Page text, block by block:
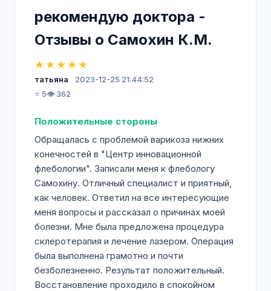
рекомендую доктора -
Отзывы о Самохин К.М.
★★★★★
татьяна
2023-12-25 21:44:52
⭐ 5👁️ 362
Положительные стороны
Обращалась с проблемой варикоза нижних
конечностей в "Центр инновационной
флебологии". Записали меня к флебологу
Самохину. Отличный специалист и приятный,
как человек. Ответил на все интересующие
меня вопросы и рассказал о причинах моей
болезни. Мне была предложена процедура
склеротерапия и лечение лазером. Операция
была выполнена грамотно и почти
безболезненно. Результат положительный.
Восстановление проходило в спокойном